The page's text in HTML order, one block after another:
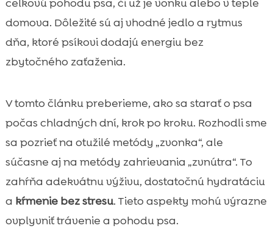
Teplo zvnútra: výživa, energia a
hydratácia počas chladných dní
 Hypoalergénna strava ako cesta k
 CricksyDog: teplo zvnútra vďaka šetrnému
zloženiu bez kuracieho mäsa a bez pšenice
Ely mokré krmivo: keď chceme viac
Maškrty, ktoré zahrejú motiváciou:
MeatLover ako 100 % mäsová odmena

Podpora zdravia v zime: Twinky vitamíny a
starostlivosť o kĺby
celkovú pohodu psa, či už je vonku alebo v teple
domova. Dôležité sú aj vhodné jedlo a rytmus
dňa, ktoré psíkovi dodajú energiu bez
zbytočného zaťaženia.
V tomto článku preberieme, ako sa starať o psa
počas chladných dní, krok po kroku. Rozhodli sme
sa pozrieť na otužilé metódy „zvonka“, ale
súčasne aj na metódy zahrievania „zvnútra“. To
zahŕňa adekvátnu výživu, dostatočnú hydratáciu
a kŕmenie bez stresu. Tieto aspekty mohú výrazne
ovplyvniť trávenie a pohodu psa.